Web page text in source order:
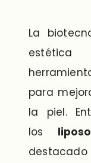
La
para
la piel.
los